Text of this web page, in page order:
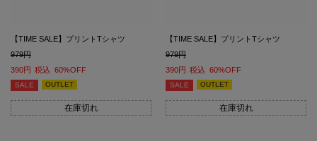
【TIME SALE】プリントTシャツ
979
390
税込 60%OFF
SALE OUTLET
在庫切れ
【TIME SALE】プリントTシャツ
979
390
税込 60%OFF
SALE OUTLET
在庫切れ